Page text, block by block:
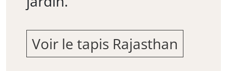
Voir le tapis Rajasthan